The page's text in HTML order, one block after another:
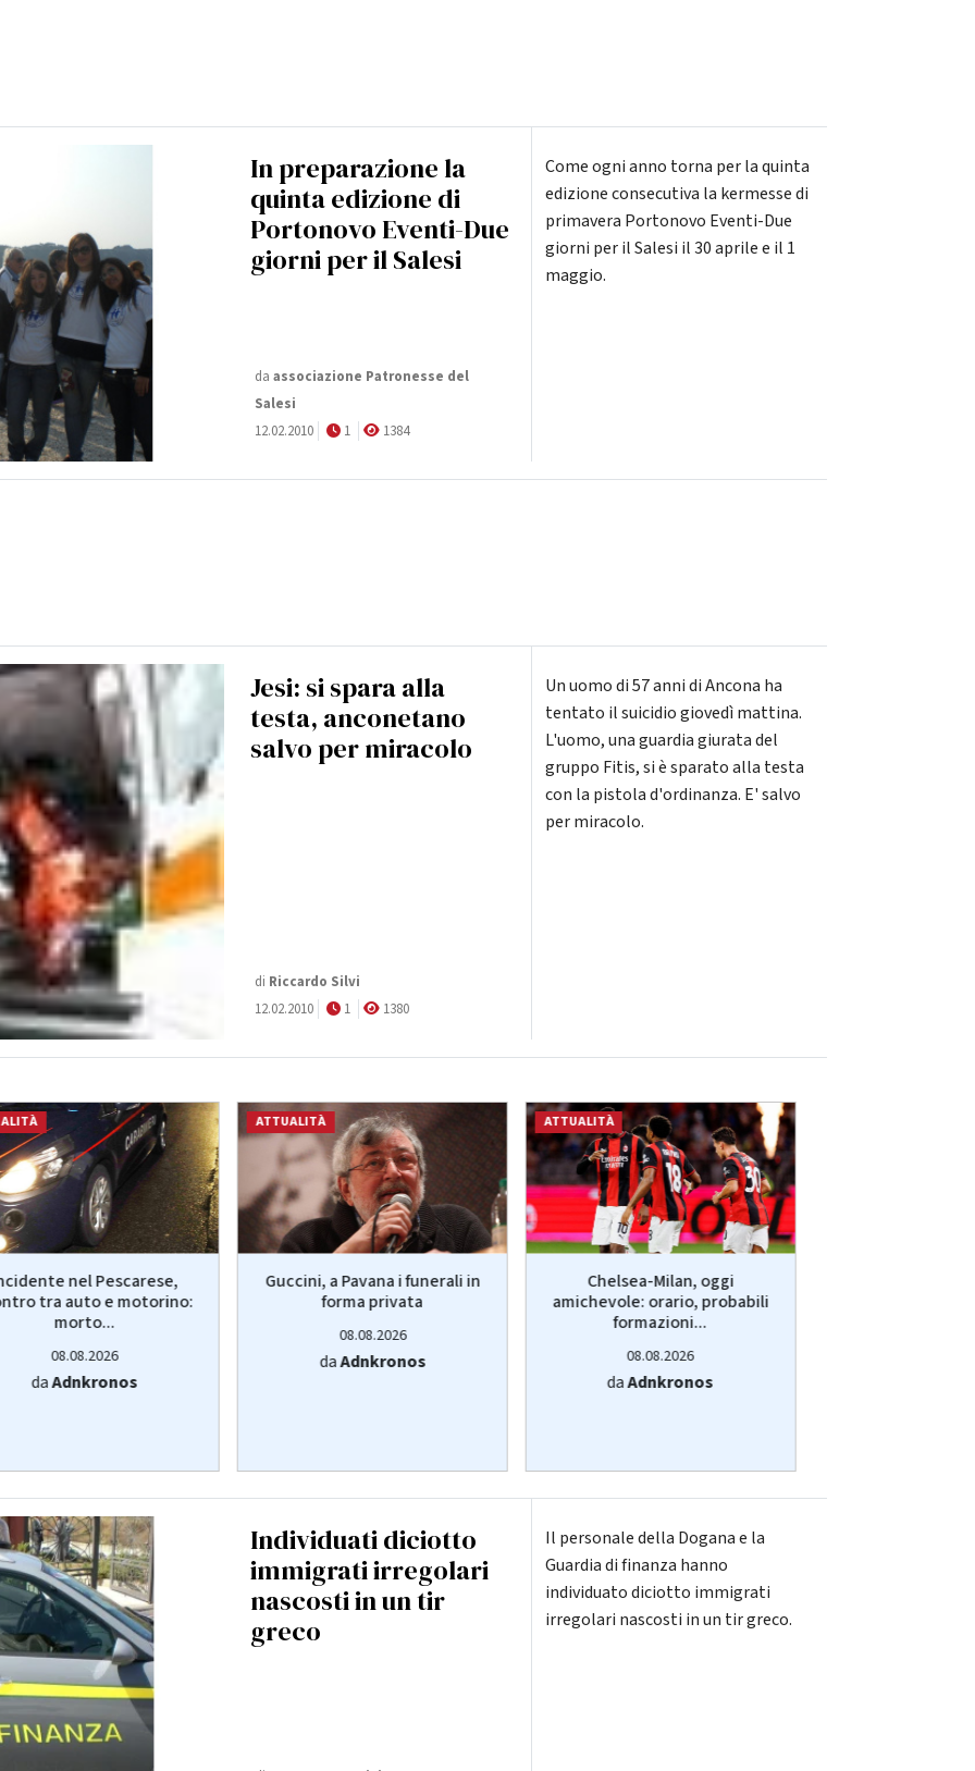
In preparazione la
quinta edizione di
Portonovo Eventi-Due
giorni per il Salesi
da associazione Patronesse del
Salesi
12.02.2010
1 1384
Come ogni anno torna per la quinta
edizione consecutiva la kermesse di
primavera Portonovo Eventi-Due
giorni per il Salesi il 30 aprile e il 1
maggio.
Jesi: si spara alla
testa, anconetano
salvo per miracolo
di Riccardo Silvi
12.02.2010
1 1380
Un uomo di 57 anni di Ancona ha
tentato il suicidio giovedì mattina.
L'uomo, una guardia giurata del
gruppo Fitis, si è sparato alla testa
con la pistola d'ordinanza. E' salvo
per miracolo.
nel Pescarese,
tra auto e motorino:
morto...
08.08.2026
daAdnkronos
ATTUALITÀ
Guccini, a Pavana i funerali in
forma privata
08.08.2026
daAdnkronos
ATTUALITÀ
Chelsea-Milan, oggi
amichevole: orario, probabili
formazioni...
08.08.2026
daAdnkronos
Individuati diciotto
immigrati irregolari
nascosti in un tir
greco
Il personale della Dogana e la
Guardia di finanza hanno
individuato diciotto immigrati
irregolari nascosti in un tir greco.